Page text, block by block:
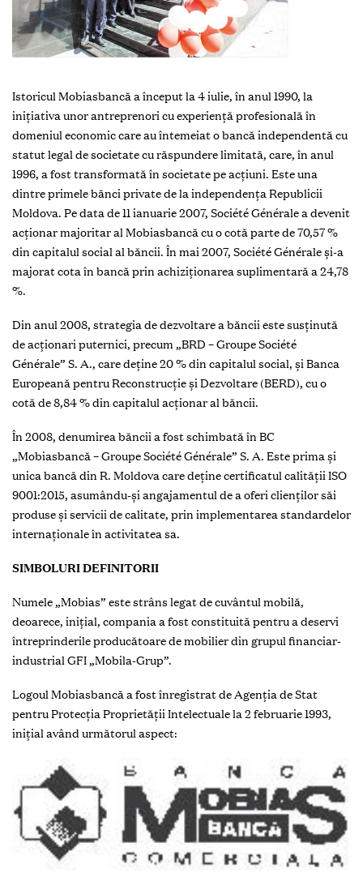
Istoricul Mobiasbancă a început la 4 iulie, în anul 1990, la
iniţiativa unor antreprenori cu experienţă profesională în
domeniul economic care au întemeiat o bancă independentă cu
statut legal de societate cu răspundere limitată, care, în anul
1996, a fost transformată în societate pe acţiuni. Este una
dintre primele bănci private de la independenţa Republicii
Moldova. Pe data de 11 ianuarie 2007, Société Générale a devenit
acţionar majoritar al ­Mobiasbancă cu o cotă parte de 70,57 %
din capitalul social al băncii. În mai 2007, Société Générale şi-a
majorat cota în bancă prin achiziţionarea suplimentară a 24,78
%.
Din anul 2008, strategia de dezvoltare a băncii este susţinută
de acţionari puternici, precum „BRD – Groupe Société
Générale” S. A., care deţine 20 % din capitalul social, şi Banca
Europeană pentru Reconstrucţie şi Dezvoltare (BERD), cu o
cotă de 8,84 % din capitalul acţionar al băncii.
În 2008, denumirea băncii a fost schimbată în BC
„Mobiasbancă – Groupe Société Générale” S. A. Este prima şi
unica bancă din R. Moldova care deţine certificatul calităţii ISO
9001:2015, asumându-şi angajamentul de a oferi clienţilor săi
produse şi servicii de calitate, prin implementarea standardelor
internaționale în activitatea sa.
SIMBOLURI DEFINITORII
Numele „Mobias” este strâns legat de cuvântul mobilă,
deoarece, inițial, compania a fost constituită pentru a deservi
întreprinderile producătoare de mobilier din grupul financiar-
industrial GFI „Mobila-Grup”.
Logoul Mobiasbancă a fost înregistrat de Agenţia de Stat
pentru Protecţia Proprietăţii Intelectuale la 2 februarie 1993,
iniţial având următorul aspect: